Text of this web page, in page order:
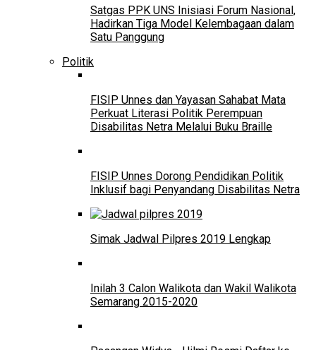
Satgas PPK UNS Inisiasi Forum Nasional,
Hadirkan Tiga Model Kelembagaan dalam
Satu Panggung
Politik
FISIP Unnes dan Yayasan Sahabat Mata
Perkuat Literasi Politik Perempuan
Disabilitas Netra Melalui Buku Braille
FISIP Unnes Dorong Pendidikan Politik
Inklusif bagi Penyandang Disabilitas Netra
Simak Jadwal Pilpres 2019 Lengkap
Inilah 3 Calon Walikota dan Wakil Walikota
Semarang 2015-2020